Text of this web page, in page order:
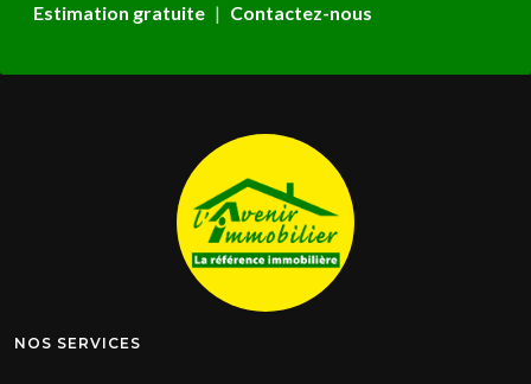
Estimation gratuite | Contactez-nous
NOS SERVICES